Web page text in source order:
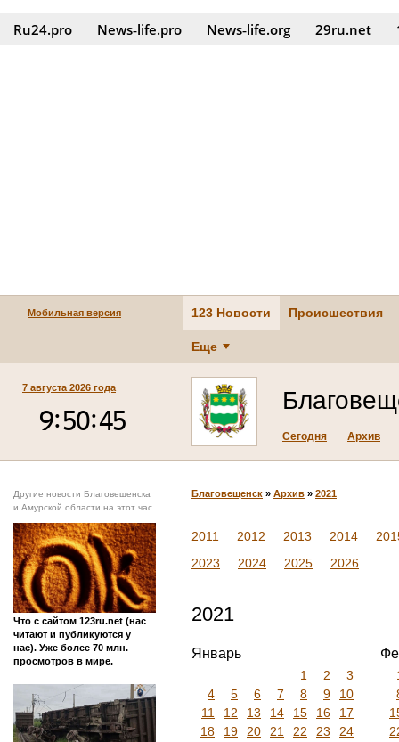
Ru24.pro News‑life.pro News‑life.org 29ru.net
Мобильная версия 123 Новости Происшествия
Еще
7 августа 2026 года
Сегодня Архив
Другие новости Благовещенска
и Амурской области на этот час
Что с сайтом 123ru.net (нас
читают и публикуются у
нас). Уже более 70 млн.
просмотров в мире.
Благовещенск » Архив » 2021
2011 2012 2013 2014
2023
2024 2025 2026
2021
Январь
1 2
3
4
5 6 7 8 9
10
11
12 13 14 15 16
17
18
19 20 21 22 23
24